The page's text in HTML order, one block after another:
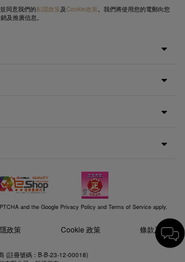
同意我們的私隱政策及Cookie政策。我們將使用您的電郵向您
及推廣信息。
and the Google Privacy Policy and Terms of Service apply.
政策 Cookie 政策 條款及細則
(註冊號碼：B-B-23-12-00018)